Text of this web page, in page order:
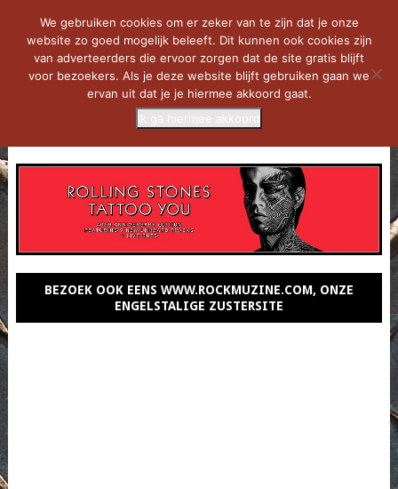
BEZOEK OOK EENS WWW.ROCKMUZINE.COM, ONZE
ENGELSTALIGE ZUSTERSITE
We gebruiken cookies om er zeker van te zijn dat je onze
website zo goed mogelijk beleeft. Dit kunnen ook cookies zijn
van adverteerders die ervoor zorgen dat de site gratis blijft
voor bezoekers. Als je deze website blijft gebruiken gaan we
ervan uit dat je je hiermee akkoord gaat.
Ik ga hiermee akkoord